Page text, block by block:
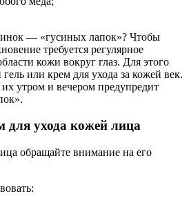
— «гусиных лапок»? Чтобы
требуется регулярное
кожи вокруг глаз. Для этого
или крем для ухода за кожей век.
утром и вечером предупредит
для ухода кожей лица
обращайте внимание на его